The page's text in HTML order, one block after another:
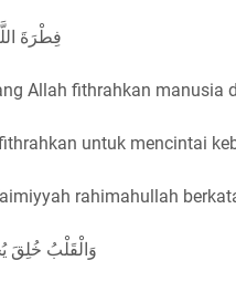
فِطْرَةَ
Allah fithrahkan manusia
untuk mencintai
rahimahullah
وَالْقَلْبُ خُلِقَ